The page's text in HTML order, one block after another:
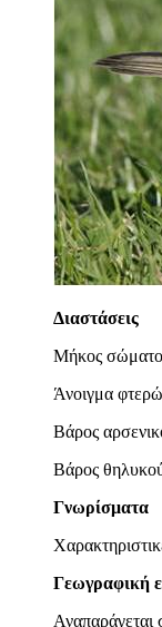
Διαστάσεις
Μήκος
Άνοιγμα
Βάρος
Βάρος
Γνωρίσματα
Γεωγραφική
Αναπαράγεται